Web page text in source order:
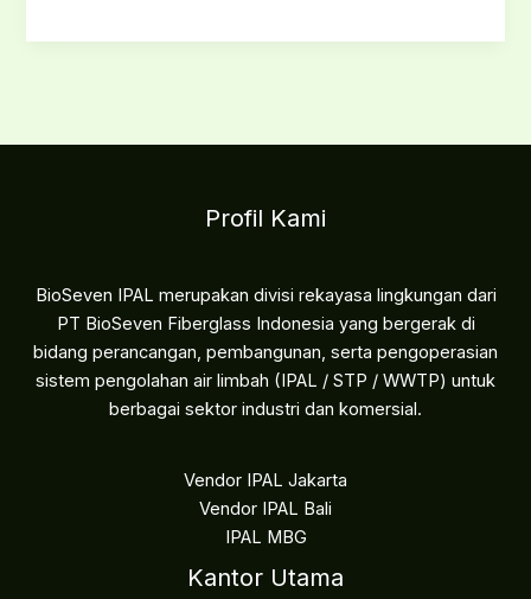
Profil Kami
BioSeven IPAL merupakan divisi rekayasa lingkungan dari
PT BioSeven Fiberglass Indonesia yang bergerak di
bidang perancangan, pembangunan, serta pengoperasian
sistem pengolahan air limbah (IPAL / STP / WWTP) untuk
berbagai sektor industri dan komersial.
Vendor IPAL Jakarta
Vendor IPAL Bali
IPAL MBG
Kantor Utama